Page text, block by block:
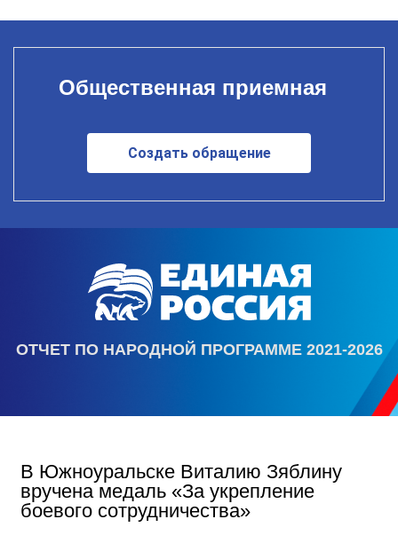
Общественная приемная
Создать обращение
ОТЧЕТ ПО НАРОДНОЙ ПРОГРАММЕ 2021-2026
В Южноуральске Виталию Зяблину
вручена медаль «За укрепление
боевого сотрудничества»